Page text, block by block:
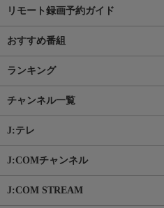
リモート録画予約ガイド
おすすめ番組
ランキング
チャンネル一覧
J:テレ
J:COMチャンネル
J:COM STREAM